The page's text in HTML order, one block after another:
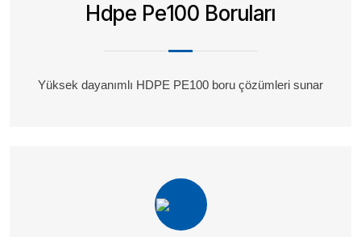
Hdpe Pe100 Boruları
Yüksek dayanımlı HDPE PE100 boru çözümleri sunar